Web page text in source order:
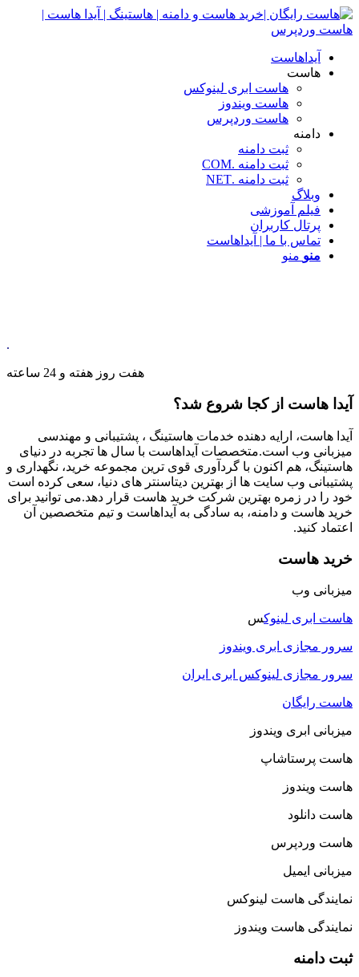
آیداهاست
هاست
هاست ابری لینوکس
هاست ویندوز
هاست وردپرس
دامنه
ثبت دامنه
ثبت دامنه .COM
ثبت دامنه .NET
وبلاگ
فیلم آموزشی
پرتال کاربران
تماس با ما | آیداهاست
منو منو
.
هفت روز هفته و 24 ساعته
آیدا هاست از کجا شروع شد؟
آیدا هاست، ارایه دهنده خدمات هاستینگ ، پشتیبانی و مهندسی
میزبانی وب است.متخصصات آیداهاست با سال ها تجربه در دنیای
هاستینگ، هم اکنون با گردآوری قوی ترین مجموعه خرید، نگهداری و
پشتیبانی وب سایت ها از بهترین دیتاسنتر های دنیا، سعی کرده است
خود را در زمره بهترین شرکت خرید هاست قرار دهد.می توانید برای
خرید هاست و دامنه، به سادگی به آیداهاست و تیم متخصصین آن
اعتماد کنید.
خرید هاست
میزبانی وب
هاست ابری لینوکس
سرور مجازی ابری ویندوز
سرور مجازی لینوکس ابری ایران
هاست رایگان
میزبانی ابری ویندوز
هاست پرستاشاپ
هاست ویندوز
هاست دانلود
هاست وردپرس
میزبانی ایمیل
نمایندگی هاست لینوکس
نمایندگی هاست ویندوز
ثبت دامنه